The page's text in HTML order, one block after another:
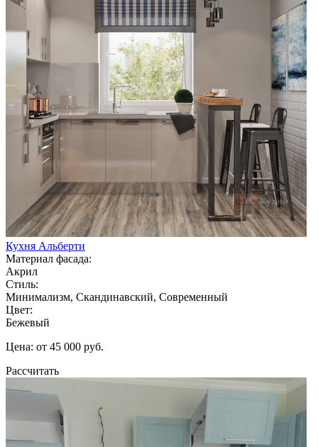
Кухня Альберти
Материал фасада:
Акрил
Стиль:
Минимализм, Скандинавский, Современный
Цвет:
Бежевый
Цена: от 45 000 руб.
Рассчитать